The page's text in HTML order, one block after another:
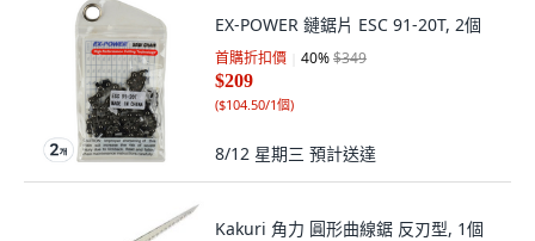
EX-POWER 鏈鋸片 ESC 91-20T, 2個
首購折扣價 40%$349
$209
($104.50/1個)
8/12 星期三 預計送達
Kakuri 角力 圓形曲線鋸 反刃型, 1個